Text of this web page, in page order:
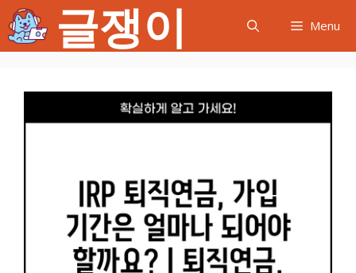
텐
츠
글쟁이 Menu